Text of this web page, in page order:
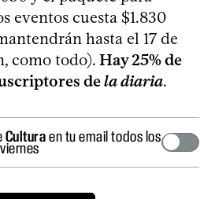
eventos cuesta $1.830
hasta el 17 de
como todo). Hay 25% de
dela diaria.
Culturaen tu email todos los
viernes